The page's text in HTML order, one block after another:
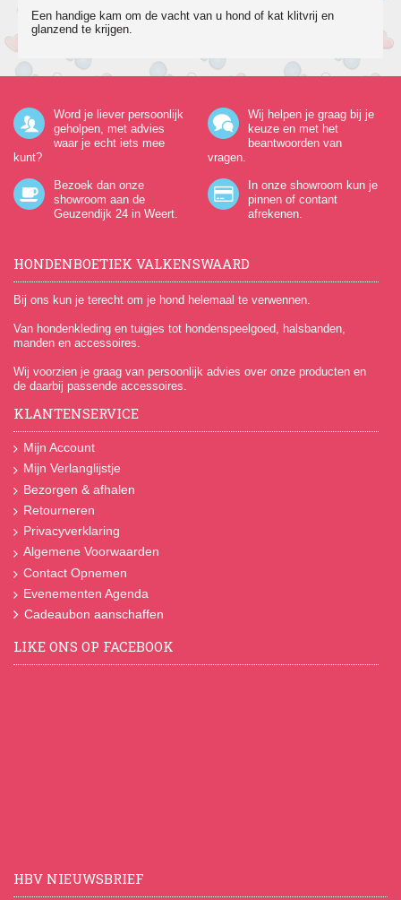
Een handige kam om de vacht van u hond of kat klitvrij en
glanzend te krijgen.
Word je liever persoonlijk
geholpen, met advies
waar je echt iets mee
kunt?
Wij helpen je graag bij je
keuze en met het
beantwoorden van
vragen.
Bezoek dan onze
showroom aan de
Geuzendijk 24 in Weert.
In onze showroom kun je
pinnen of contant
afrekenen.
HONDENBOETIEK VALKENSWAARD
Bij ons kun je terecht om je hond helemaal te verwennen.
Van hondenkleding en tuigjes tot hondenspeelgoed, halsbanden,
manden en accessoires.
Wij voorzien je graag van persoonlijk advies over onze producten en
de daarbij passende accessoires.
KLANTENSERVICE
Mijn Account
Mijn Verlanglijstje
Bezorgen & afhalen
Retourneren
Privacyverklaring
Algemene Voorwaarden
Contact Opnemen
Evenementen Agenda
Cadeaubon aanschaffen
LIKE ONS OP FACEBOOK
HBV NIEUWSBRIEF